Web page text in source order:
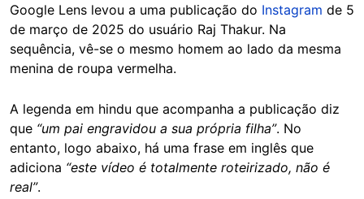
Google Lens levou a uma publicação do Instagram de 5
de março de 2025 do usuário Raj Thakur. Na
sequência, vê-se o mesmo homem ao lado da mesma
menina de roupa vermelha.
A legenda em hindu que acompanha a publicação diz
que “um pai engravidou a sua própria filha”. No
entanto, logo abaixo, há uma frase em inglês que
adiciona “este vídeo é totalmente roteirizado, não é
real”.